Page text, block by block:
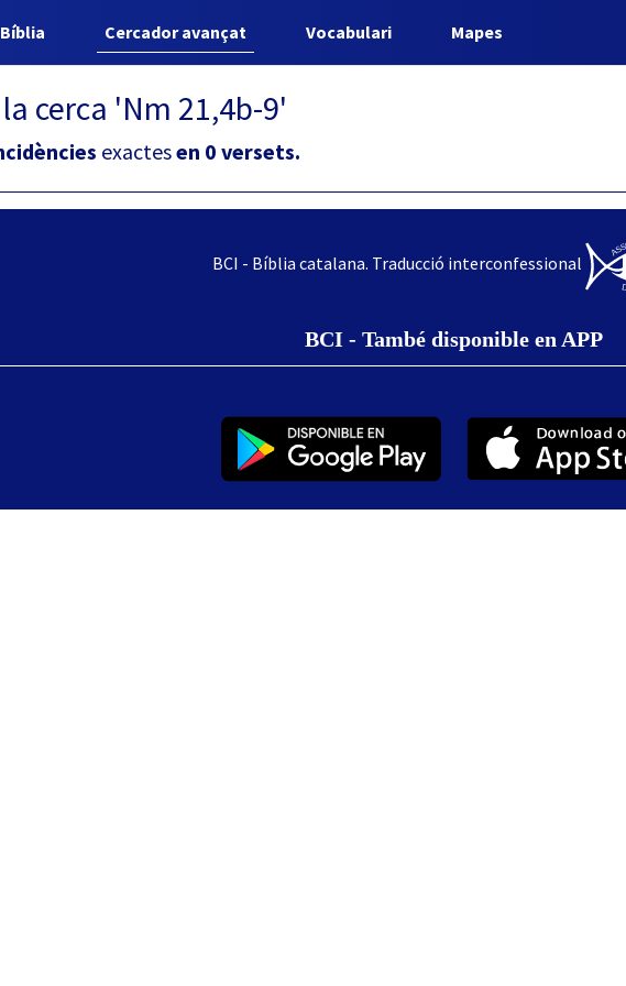
Cercador avançat Vocabulari Mapes
cerca 'Nm 21,4b-9'
exactesen 0 versets.
BCI - Bíblia catalana. Traducció interconfessional
BCI - També disponible en APP